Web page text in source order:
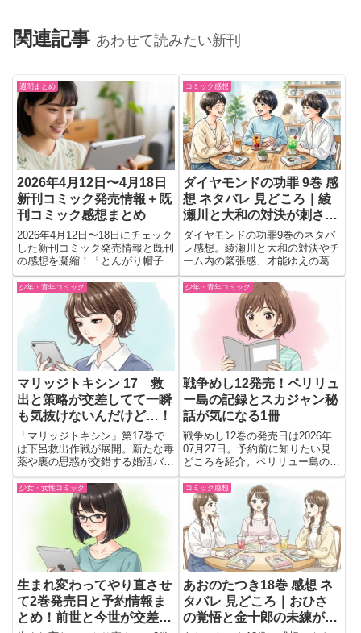
関連記事 あわせて読みたい新刊
週間まとめ
2026年4月12日〜4月18日
新刊コミック発売情報＋既
刊コミック感想まとめ
2026年4月12日〜18日にチェック
した新刊コミック発売情報と既刊
の感想を凝縮！「とんがり帽子の
アトリエ」や「降り積もれ孤独な
死よ」など注目の最新刊予約情報
から、「お姉ちゃんの翠くん」
10巻のネタバレ感想まで網羅。
今読むべき漫画がすぐに見つか
る、おすすめ作品紹介も充実で
す。
コミック感想
ダイヤモンドの功罪 9巻 感
想 ネタバレ 見どころ｜綾
瀬川と大和の対決が刺さる
最新巻
ダイヤモンドの功罪9巻のネタバ
レ感想。綾瀬川と大和の対決やチ
ーム内の緊張感、才能ゆえの葛藤
など、読後に強く印象へ残った見
どころと次巻への期待をまとめて
少年・青年コミック
マリッジトキシン 17 救
出と策略が交差してて一瞬
も気抜けないんだけど…！
「マリッジトキシン」第17巻で
は下呂救出作戦が展開。新たな毒
薬や裏の思惑が交錯する婚活バト
ルの見どころをわかりやすく解
説。
少年・青年コミック
戦争めし12発売！ペリリュ
ー島の記録とスカジャン秘
話が気になる1冊
戦争めし12巻の発売日は2026年
07月27日。予約前に知りたい見
どころを紹介。ペリリュー島の記
録やスカジャン誕生秘話、北方領
土の物語など注目ポイントをチェ
ック。
少女・女性コミック
生まれ変わってやり直させ
て2巻発売日と予約情報ま
とめ！前世と今世が交差す
コミック感想
あおのたつき18巻 感想 ネ
タバレ 見どころ｜おひさ
の覚悟と金十郎の未練が交